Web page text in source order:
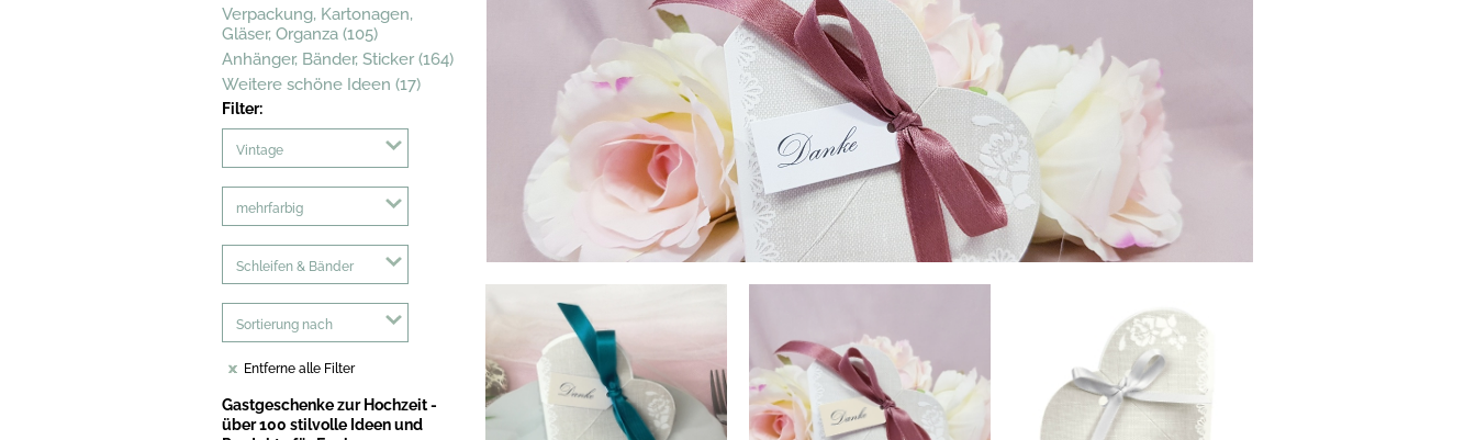
Verpackung, Kartonagen,
Gläser, Organza (105)
Anhänger, Bänder, Sticker (164)
Weitere schöne Ideen (17)
Filter:
Vintage
mehrfarbig
Schleifen & Bänder
Sortierung nach
Entferne alle Filter
Gastgeschenke zur Hochzeit -
über 100 stilvolle Ideen und